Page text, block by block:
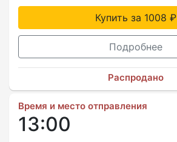
Купить за 1008 ₽
Подробнее
Распродано
Время и место отправления
13:00